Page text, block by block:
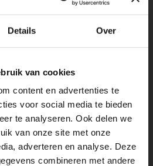
Details Over
van cookies
content en advertenties te
voor social media te bieden
te analyseren. Ook delen we
van onze site met onze
adverteren en analyse. Deze
combineren met andere
zijn het visitekaartje van
is handgemaakt en kan in
indeling en RAL-kleur